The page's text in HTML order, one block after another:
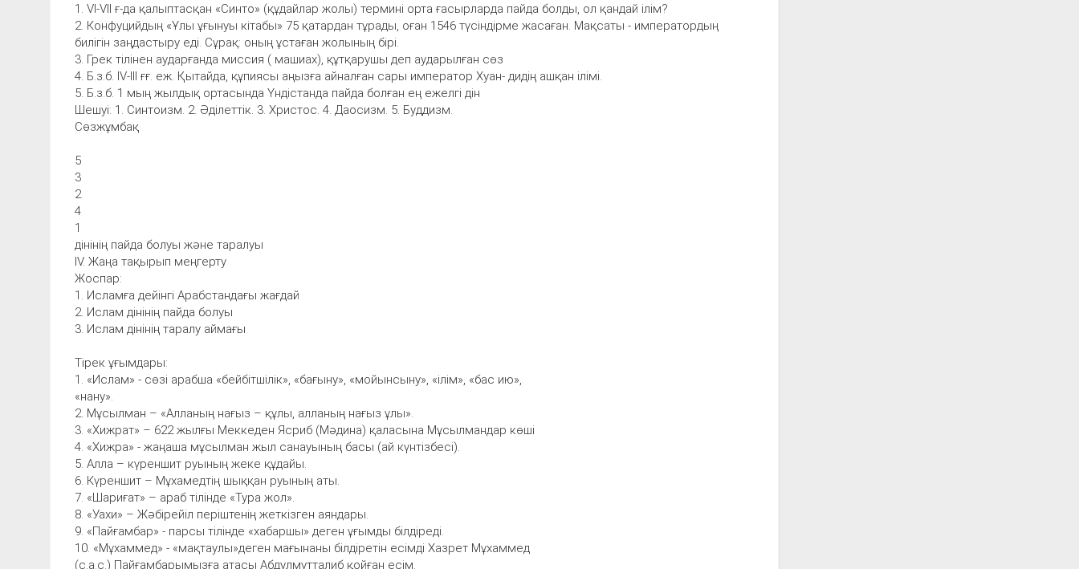
1. VI-VII ғ-да қалыптасқан «Синто» (құдайлар жолы) термині орта ғасырларда пайда болды, ол қандай ілім?
2. Конфуцийдың «Ұлы ұғынуы кітабы» 75 қатардан тұрады, оған 1546 түсіндірме жасаған. Мақсаты - императордың
билігін заңдастыру еді. Сұрақ: оның ұстаған жолының бірі.
3. Грек тілінен аударғанда миссия ( машиах), құтқарушы деп аударылған сөз
4. Б.з.б. IV-III ғғ. еж. Қытайда, құпиясы аңызға айналған сары император Хуан- дидің ашқан ілімі.
5. Б.з.б. 1 мың жылдық ортасында Үндістанда пайда болған ең ежелгі дін
Шешуі: 1. Синтоизм. 2. Әділеттік. 3. Христос. 4. Даосизм. 5. Буддизм.
Сөзжұмбақ
5
3
2
4
1
дінінің пайда болуы және таралуы
IV. Жаңа тақырып меңгерту
Жоспар:
1. Исламға дейінгі Арабстандағы жағдай
2. Ислам дінінің пайда болуы
3. Ислам дінінің таралу аймағы
Тірек ұғымдары:
1. «Ислам» - сөзі арабша «бейбітшілік», «бағыну», «мойынсыну», «ілім», «бас ию»,
«нану».
2. Мұсылман – «Алланың нағыз – құлы, алланың нағыз ұлы».
3. «Хижрат» – 622 жылғы Меккеден Ясриб (Мәдина) қаласына Мұсылмандар көші
4. «Хижра» - жаңаша мұсылман жыл санауының басы (ай күнтізбесі).
5. Алла – күреншит руының жеке құдайы.
6. Күреншит – Мұхамедтің шыққан руының аты.
7. «Шариғат» – араб тілінде «Тура жол».
8. «Уахи» – Жәбірейіл періштенің жеткізген аяндары.
9. «Пайғамбар» - парсы тілінде «хабаршы» деген ұғымды білдіреді.
10. «Мұхаммед» - «мақтаулы»деген мағынаны білдіретін есімді Хазрет Мұхаммед
(с.а.с.) Пайғамбарымызға атасы Абдулмутталиб қойған есім.